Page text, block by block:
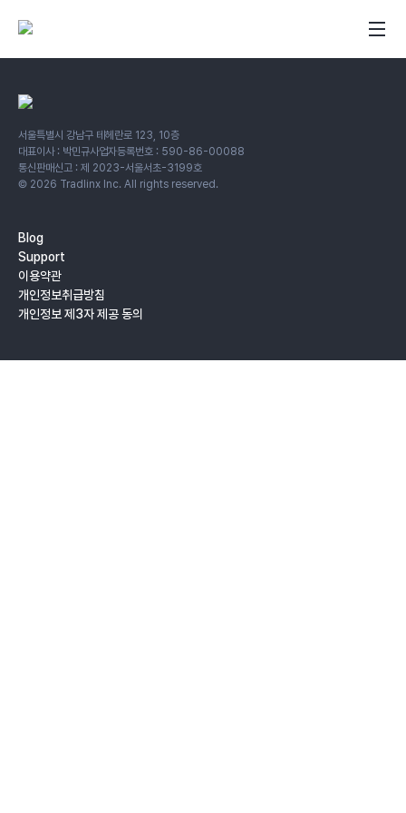
서울특별시 강남구 테헤란로 123, 10층
대표이사 : 박민규사업자등록번호 : 590-86-00088
통신판매신고 : 제 2023-서울서초-3199호
© 2026 Tradlinx Inc. All rights reserved.
Blog
Support
이용약관
개인정보취급방침
개인정보 제3자 제공 동의